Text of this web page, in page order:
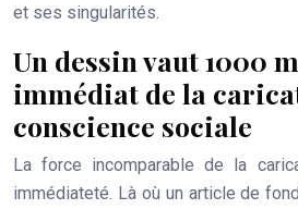
et ses singularités.
Un dessin vaut 1000
immédiat de la
conscience sociale
La force incomparable de la
immédiateté. Là où un article de